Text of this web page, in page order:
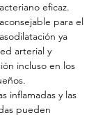
eficaz.
para el
ya
arterial y
incluso en los
inflamadas y las
pueden